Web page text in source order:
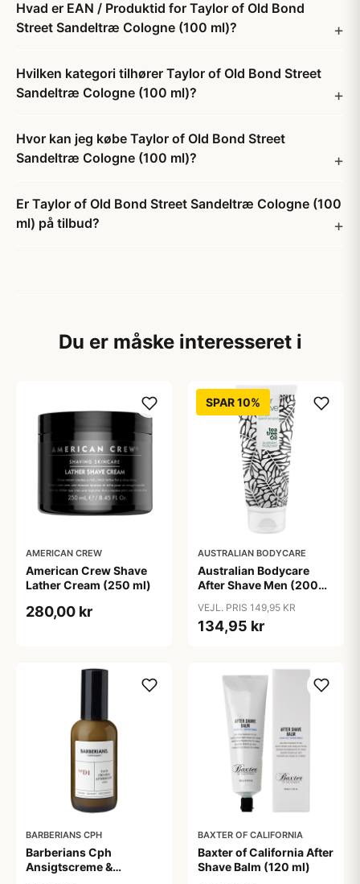
Hvad er EAN / Produktid for Taylor of Old Bond
Street Sandeltræ Cologne (100 ml)?
Hvilken kategori tilhører Taylor of Old Bond Street
Sandeltræ Cologne (100 ml)?
Hvor kan jeg købe Taylor of Old Bond Street
Sandeltræ Cologne (100 ml)?
Er Taylor of Old Bond Street Sandeltræ Cologne (100
ml) på tilbud?
Du er måske interesseret i
AMERICAN CREW
American Crew Shave
Lather Cream (250 ml)
280,00 kr
SPAR 10%
AUSTRALIAN BODYCARE
Australian Bodycare
After Shave Men (200
VEJL. PRIS 149,95 KR
134,95 kr
BARBERIANS CPH
Barberians Cph
Ansigtscreme &
BAXTER OF CALIFORNIA
Baxter of California After
Shave Balm (120 ml)